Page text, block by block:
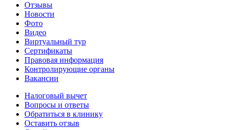
Отзывы
Новости
Фото
Видео
Виртуальный тур
Сертификаты
Правовая информация
Контролирующие органы
Вакансии
Налоговый вычет
Вопросы и ответы
Обратиться в клинику
Оставить отзыв